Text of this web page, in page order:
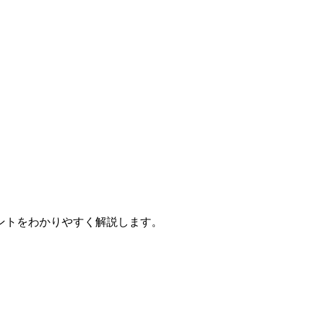
をわかりやすく解説します。